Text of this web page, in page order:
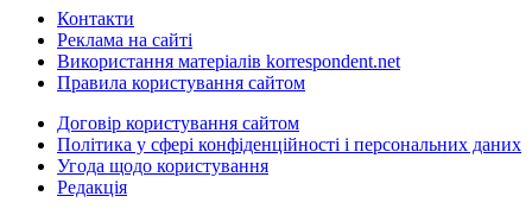
Контакти
Реклама на сайті
Використання матеріалів korrespondent.net
Правила користування сайтом
Договір користування сайтом
Політика у сфері конфіденційності і персональних даних
Угода щодо користування
Редакція